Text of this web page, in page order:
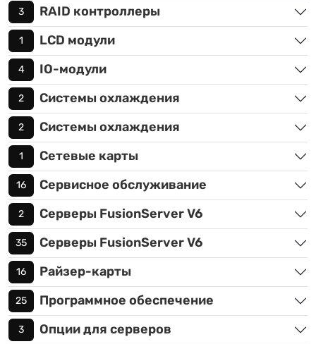
3 RAID контроллеры
1 LCD модули
4 IO-модули
2 Системы охлаждения
2 Системы охлаждения
1 Сетевые карты
16 Сервисное обслуживание
2 Серверы FusionServer V6
35 Серверы FusionServer V6
16 Райзер-карты
25 Программное обеспечение
3 Опции для серверов